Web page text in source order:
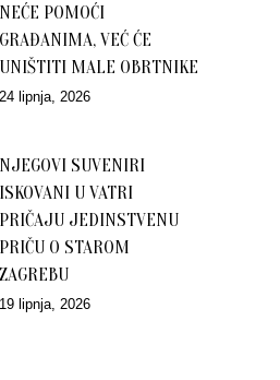
NEĆE POMOĆI
GRAĐANIMA, VEĆ ĆE
UNIŠTITI MALE OBRTNIKE
24 lipnja, 2026
NJEGOVI SUVENIRI
ISKOVANI U VATRI
PRIČAJU JEDINSTVENU
PRIČU O STAROM
ZAGREBU
19 lipnja, 2026